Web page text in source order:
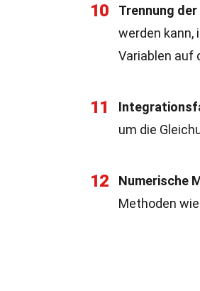
10 Trennung
werden kann,
Variablen auf
11
um die
12 Numerische
Methoden